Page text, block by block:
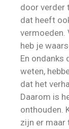
door verder
dat heeft
vermoeden.
heb je
En ondanks
weten,
dat het
Daarom is
onthouden.
zijn er maar